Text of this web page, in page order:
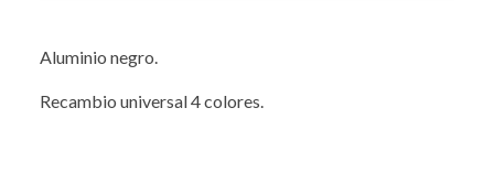
Aluminio negro.
Recambio universal 4 colores.